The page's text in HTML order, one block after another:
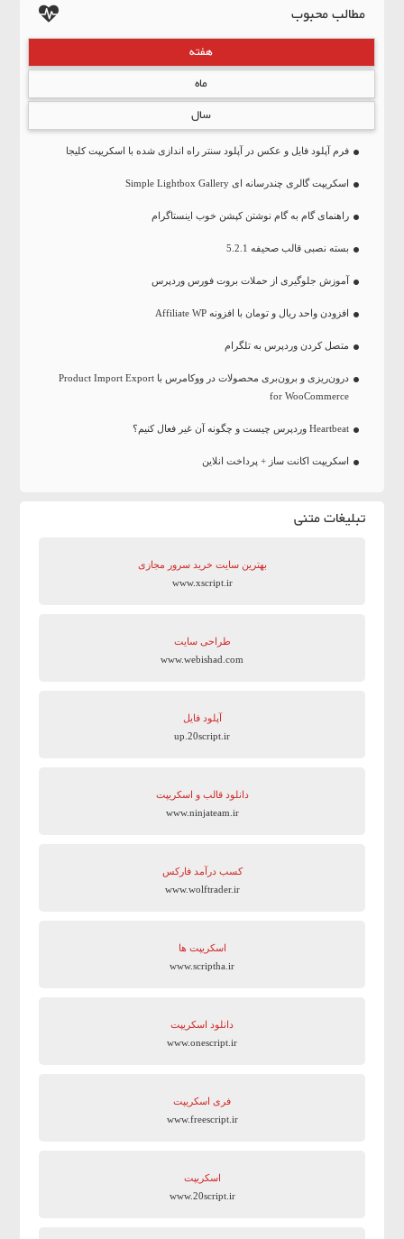
مطالب محبوب
هفته
ماه
سال
فرم آپلود فایل و عکس در آپلود سنتر راه اندازی شده با اسکریپت کلیجا
اسکریپت گالری چندرسانه ای Simple Lightbox Gallery
راهنمای گام به گام نوشتن کپشن خوب اینستاگرام
بسته نصبی قالب صحیفه 5.2.1
آموزش جلوگیری از حملات بروت فورس وردپرس
افزودن واحد ریال و تومان با افزونه Affiliate WP
متصل کردن وردپرس به تلگرام
درون‌ریزی و برون‌بری محصولات در ووکامرس با Product Import Export
for WooCommerce
Heartbeat وردپرس چیست و چگونه آن غیر فعال کنیم؟
اسکریپت اکانت ساز + پرداخت انلاین
تبلیغات متنی
بهترین سایت‌ خرید سرور مجازی
www.xscript.ir
طراحی سایت
www.webishad.com
آپلود فایل
up.20script.ir
دانلود قالب و اسکریپت
www.ninjateam.ir
کسب درآمد فارکس
www.wolftrader.ir
اسکریپت ها
www.scriptha.ir
دانلود اسکریپت
www.onescript.ir
فری اسکریپت
www.freescript.ir
اسکریپت
www.20script.ir